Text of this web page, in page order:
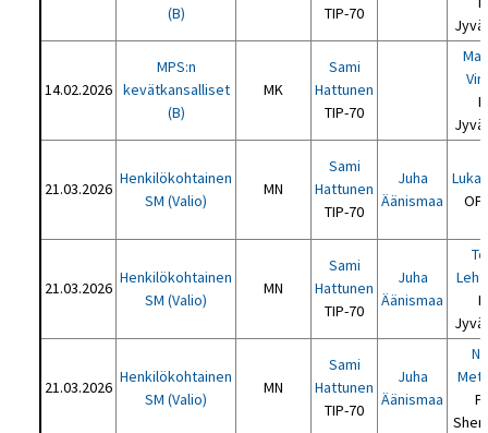
(B) TIP-70
14.02.2026
MPS:n
kevätkansalliset
(B)
MK
Sami
Hattunen
TIP-70
21.03.2026
Henkilökohtainen
SM (Valio)
MN
Sami
Hattunen
TIP-70
Juha
Äänismaa
Luka
21.03.2026
Henkilökohtainen
SM (Valio)
MN
Sami
Hattunen
TIP-70
Juha
Äänismaa
21.03.2026
Henkilökohtainen
SM (Valio)
MN
Sami
Hattunen
TIP-70
Juha
Äänismaa